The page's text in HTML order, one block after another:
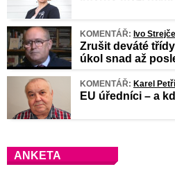
KOMENTÁŘ: Ivo
Zrušit deváté
úkol snad až
KOMENTÁŘ: Karel
EU úředníci – a
ANKETA